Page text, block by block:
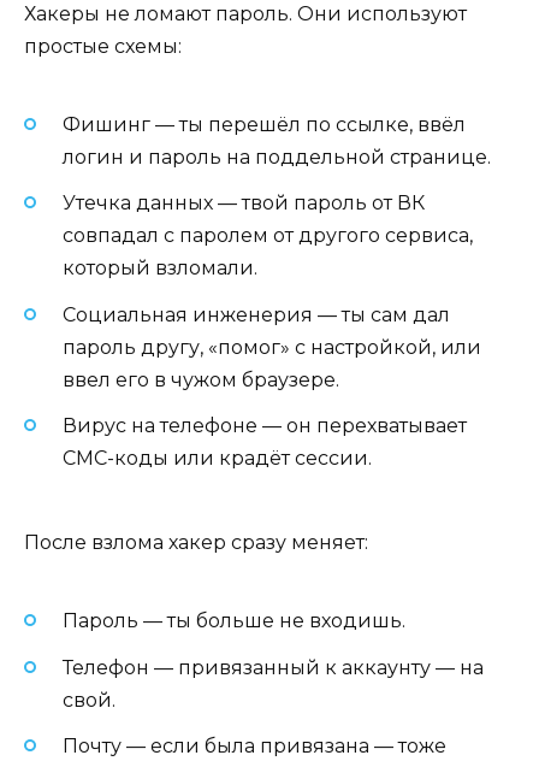
Хакеры не ломают пароль. Они используют
простые схемы:
Фишинг — ты перешёл по ссылке, ввёл
логин и пароль на поддельной странице.
Утечка данных — твой пароль от ВК
совпадал с паролем от другого сервиса,
который взломали.
Социальная инженерия — ты сам дал
пароль другу, «помог» с настройкой, или
ввел его в чужом браузере.
Вирус на телефоне — он перехватывает
СМС-коды или крадёт сессии.
После взлома хакер сразу меняет:
Пароль — ты больше не входишь.
Телефон — привязанный к аккаунту — на
свой.
Почту — если была привязана — тоже